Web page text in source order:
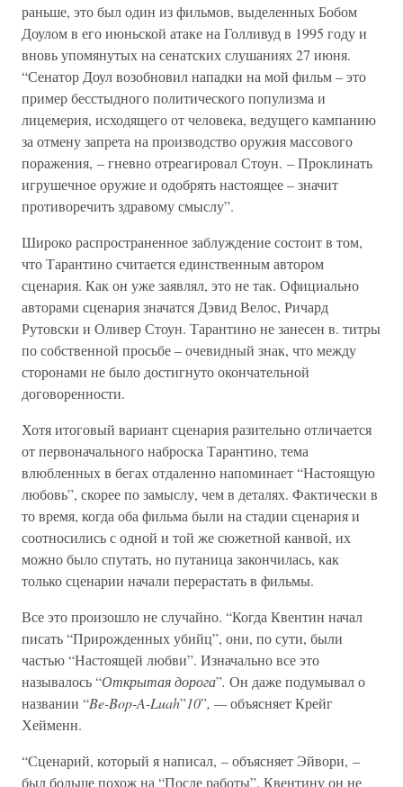
раньше, это был один из фильмов, выделенных Бобом
Доулом в его июньской атаке на Голливуд в 1995 году и
вновь упомянутых на сенатских слушаниях 27 июня.
“Сенатор Доул возобновил нападки на мой фильм – это
пример бесстыдного политического популизма и
лицемерия, исходящего от человека, ведущего кампанию
за отмену запрета на производство оружия массового
поражения, – гневно отреагировал Стоун. – Проклинать
игрушечное оружие и одобрять настоящее – значит
противоречить здравому смыслу”.
Широко распространенное заблуждение состоит в том,
что Тарантино считается единственным автором
сценария. Как он уже заявлял, это не так. Официально
авторами сценария значатся Дэвид Велос, Ричард
Рутовски и Оливер Стоун. Тарантино не занесен в. титры
по собственной просьбе – очевидный знак, что между
сторонами не было достигнуто окончательной
договоренности.
Хотя итоговый вариант сценария разительно отличается
от первоначального наброска Тарантино, тема
влюбленных в бегах отдаленно напоминает “Настоящую
любовь”, скорее по замыслу, чем в деталях. Фактически в
то время, когда оба фильма были на стадии сценария и
соотносились с одной и той же сюжетной канвой, их
можно было спутать, но путаница закончилась, как
только сценарии начали перерастать в фильмы.
Все это произошло не случайно. “Когда Квентин начал
писать “Прирожденных убийц”, они, по сути, были
частью “Настоящей любви”. Изначально все это
называлось “Открытая дорога”. Он даже подумывал о
названии “Be-Bop-A-Luah”10”, —объясняет Крейг
Хейменн.
“Сценарий, который я написал, – объясняет Эйвори, –
был больше похож на “После работы”. Квентину он не